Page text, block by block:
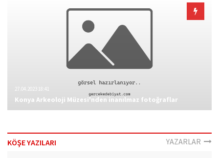
27.04.2023 18:41
Konya Arkeoloji Müzesi'nden inanılmaz fotoğraflar
KÖŞE YAZILARI YAZARLAR